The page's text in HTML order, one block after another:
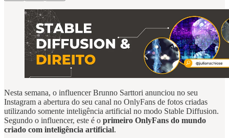
Nesta semana, o influencer Brunno Sarttori anunciou no seu
Instagram a abertura do seu canal no OnlyFans de fotos criadas
utilizando somente inteligência artificial no modo Stable Diffusion.
Segundo o influencer, este é o primeiro OnlyFans do mundo
criado com inteligência artificial.